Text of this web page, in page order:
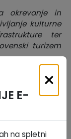
okrevanje in
kulturne
ter
turizem
skrbnica
telefon: 041
×
E-
na spletni